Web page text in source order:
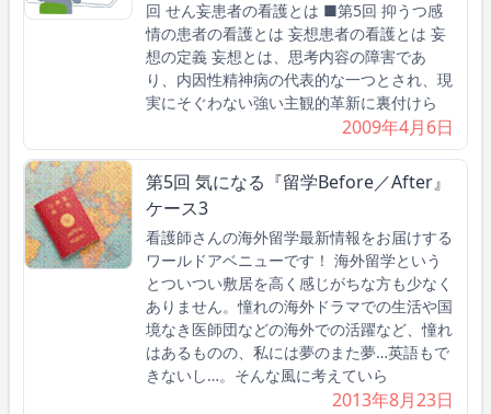
回 せん妄患者の看護とは ■第5回 抑うつ感
情の患者の看護とは 妄想患者の看護とは 妄
想の定義 妄想とは、思考内容の障害であ
り、内因性精神病の代表的な一つとされ、現
実にそぐわない強い主観的革新に裏付けら
2009年4月6日
第5回 気になる『留学Before／After』
ケース3
看護師さんの海外留学最新情報をお届けする
ワールドアベニューです！ 海外留学という
とついつい敷居を高く感じがちな方も少なく
ありません。憧れの海外ドラマでの生活や国
境なき医師団などの海外での活躍など、憧れ
はあるものの、私には夢のまた夢…英語もで
きないし…。そんな風に考えていら
2013年8月23日